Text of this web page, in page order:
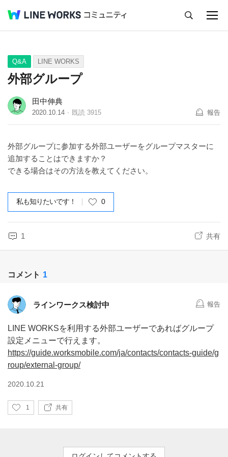
Q&A Tips Ideas
Q&A LINE WORKS
外部グループ
田中伸典
2020.10.14 既読 3915 報告
外部グループに参加する外部ユーザーをグループマスターに
追加することはできますか？
できる場合はその方法を教えてください。
私も知りたいです！ 0
1 共有
コメント 1
ラインワークス検討中 報告
LINE WORKSを利用する外部ユーザーであればグループ
設定メニューで行えます。
https://guide.worksmobile.com/ja/contacts/contacts-guide/g
roup/external-group/
2020.10.21
い
1 共有